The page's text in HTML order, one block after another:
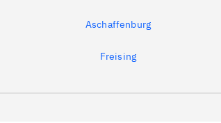
Aschaffenburg
Freising